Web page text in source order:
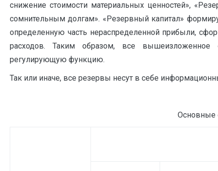
снижение стоимости материальных ценностей»,
сомнительным долгам». «Резервный капитал»
определенную часть нераспределенной прибыли,
расходов. Таким образом, все вышеизложенное
регулирующую функцию.
Так или иначе, все резервы несут в себе
Основные